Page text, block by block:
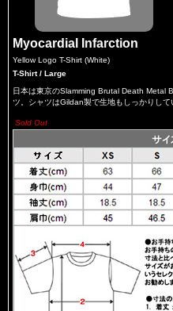
Myocardial Infarction
Yellow Logo T-Shirt (White)
T-Shirt / Large
日本は東京のSlamming Brutal Death Metal
ツ。シャツはGildan製で生地もしっかりし
Sold Out